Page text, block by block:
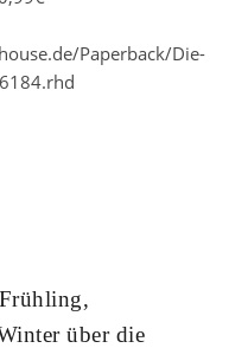
Paperback/Die-
über die